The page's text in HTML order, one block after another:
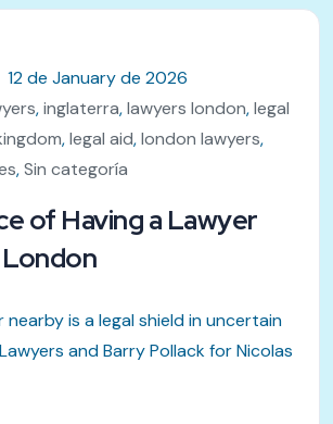
12 de January de 2026
,inglaterra,lawyers london,legal
,legal aid,london lawyers,
,Sin categoría
of Having a Lawyer
nearby is a legal shield in uncertain
and Barry Pollack for Nicolas